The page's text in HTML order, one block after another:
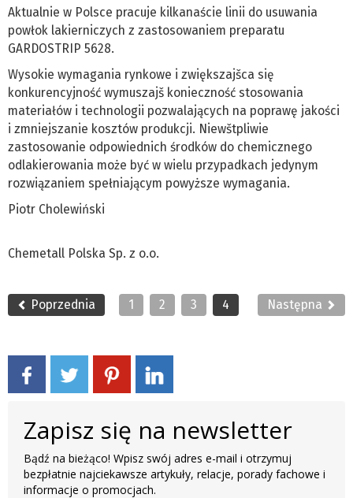
Aktualnie w Polsce pracuje kilkanaście linii do usuwania
powłok lakierniczych z zastosowaniem preparatu
GARDOSTRIP 5628.
Wysokie wymagania rynkowe i zwiększajšca się
konkurencyjność wymuszajš konieczność stosowania
materiałów i technologii pozwalających na poprawę jakości
i zmniejszanie kosztów produkcji. Niewštpliwie
zastosowanie odpowiednich środków do chemicznego
odlakierowania może być w wielu przypadkach jedynym
rozwiązaniem spełniającym powyższe wymagania.
Piotr Cholewiński
Chemetall Polska Sp. z o.o.
Poprzednia 1 2 3 4 Następna
Zapisz się na newsletter
Bądź na bieżąco! Wpisz swój adres e-mail i otrzymuj
bezpłatnie najciekawsze artykuły, relacje, porady fachowe i
informacje o promocjach.